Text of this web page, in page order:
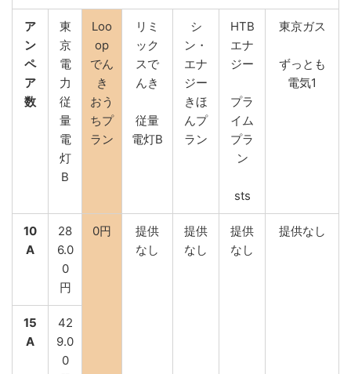
ア
ン
ペ
ア
数
東
京
電
力
従
量
電
灯
B
Loo
op
でん
き
おう
ちプ
ラン
リミ
ック
スで
んき
従量
電灯B
シ
ン・
エナ
ジー
きほ
んプ
ラン
HTB
エナ
ジー
プラ
イム
プラ
ン
sts
東京ガス
ずっとも
電気1
10
A
28
6.0
0
円
0円
提供
なし
提供
なし
提供
なし
提供なし
15
A
42
9.0
0